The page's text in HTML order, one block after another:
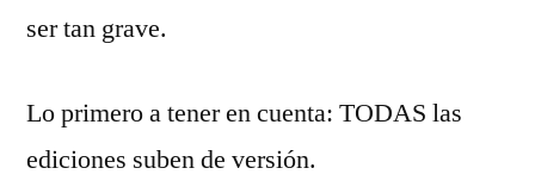
ser tan grave.
Lo primero a tener en cuenta: TODAS las
ediciones suben de versión.